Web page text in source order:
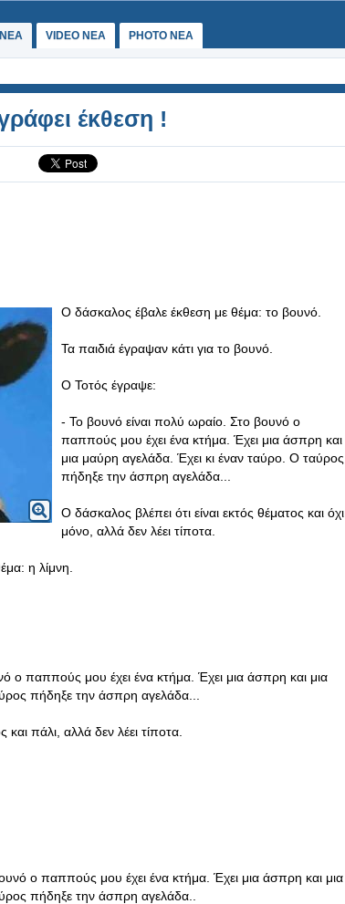
ΝΕΑ VIDEO NEA PHOTO NEA
έκθεση !
Ο δάσκαλος έβαλε έκθεση με θέμα: το βουνό.
Τα παιδιά έγραψαν κάτι για το βουνό.
Ο Τοτός έγραψε:
- Το βουνό είναι πολύ ωραίο. Στο βουνό ο
παππούς μου έχει ένα κτήμα. Έχει μια άσπρη και
μια μαύρη αγελάδα. Έχει κι έναν ταύρο. Ο ταύρος
πήδηξε την άσπρη αγελάδα...
Ο δάσκαλος βλέπει ότι είναι εκτός θέματος και όχι
μόνο, αλλά δεν λέει τίποτα.
η λίμνη.
ο παππούς μου έχει ένα κτήμα. Έχει μια άσπρη και μια
πήδηξε την άσπρη αγελάδα...
πάλι, αλλά δεν λέει τίποτα.
ο παππούς μου έχει ένα κτήμα. Έχει μια άσπρη και μια
πήδηξε την άσπρη αγελάδα..